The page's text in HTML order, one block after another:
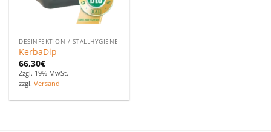
DESINFEKTION / STALLHYGIENE
KerbaDip
66,30€
Zzgl. 19% MwSt.
zzgl.Versand